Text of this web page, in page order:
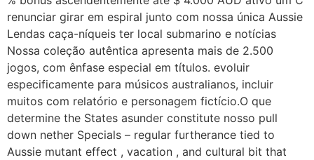
renunciar girar em espiral junto com nossa única Aussie
Lendas caça-níqueis ter local submarino e notícias
Nossa coleção autêntica apresenta mais de 2.500
jogos, com ênfase especial em títulos. evoluir
especificamente para músicos australianos, incluir
muitos com relatório e personagem fictício.O que
determine the States asunder constitute nosso pull
down nether Specials – regular furtherance tied to
Aussie mutant effect , vacation , and cultural bit that